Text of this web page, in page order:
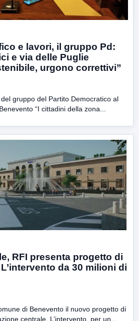
e lavori, il gruppo Pd:
e via delle Puglie
urgono correttivi”
gruppo del Partito Democratico al
“I cittadini della zona...
RFI presenta progetto di
da 30 milioni di
di Benevento il nuovo progetto di
centrale. L’intervento, per un...